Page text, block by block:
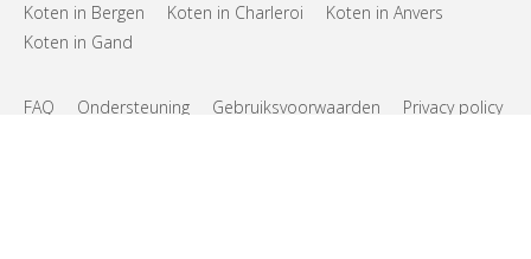
Koten in Bergen
Koten in Charleroi
Koten in Anvers
Koten in Gand
FAQ Ondersteuning Gebruiksvoorwaarden Privacy policy